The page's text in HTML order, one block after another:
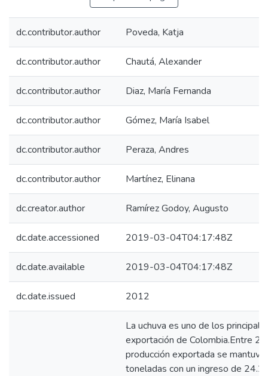
dc.contributor.author Poveda, Katja
dc.contributor.author Chautá, Alexander
dc.contributor.author Diaz, María Fernanda
dc.contributor.author Gómez, María Isabel
dc.contributor.author Peraza, Andres
dc.contributor.author Martínez, Elinana
dc.creator.author Ramírez Godoy, Augusto
dc.date.accessioned 2019-03-04T04:17:48Z
dc.date.available 2019-03-04T04:17:48Z
dc.date.issued 2012
La uchuva es uno de los
exportación de Colombia.Entre
producción exportada se
toneladas con un ingreso de